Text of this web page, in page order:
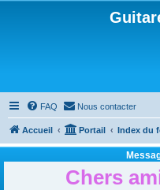
FAQ Nous contacter
Accueil Portail Index du
Chers